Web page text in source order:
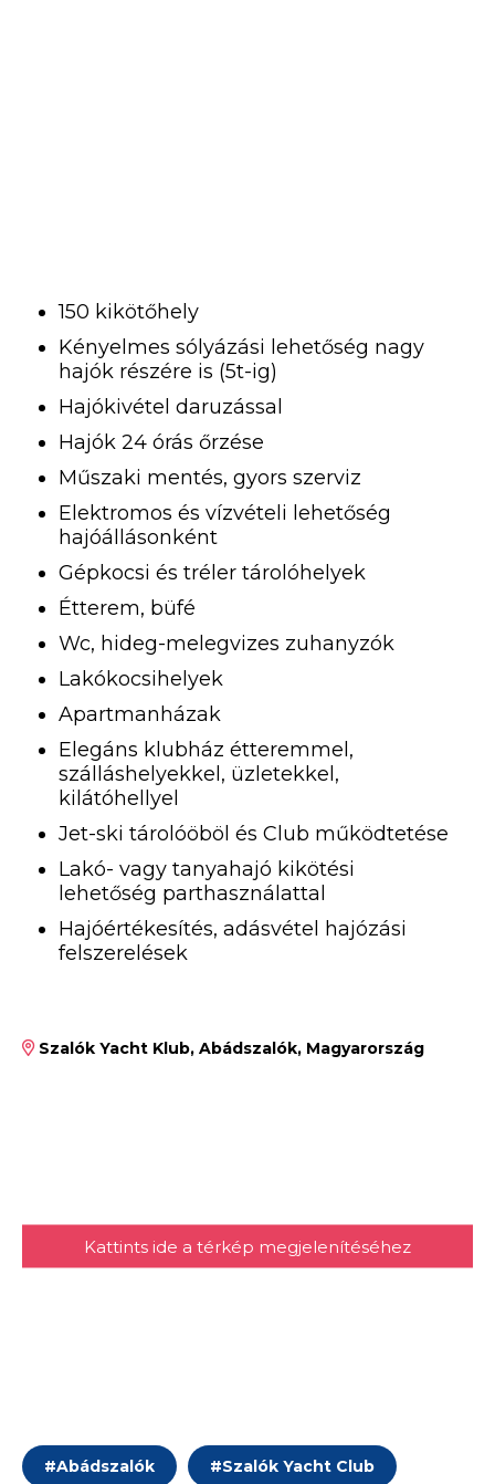
150 kikötőhely
Kényelmes sólyázási lehetőség nagy
hajók részére is (5t-ig)
Hajókivétel daruzással
Hajók 24 órás őrzése
Műszaki mentés, gyors szerviz
Elektromos és vízvételi lehetőség
hajóállásonként
Gépkocsi és tréler tárolóhelyek
Étterem, büfé
Wc, hideg-melegvizes zuhanyzók
Lakókocsihelyek
Apartmanházak
Elegáns klubház étteremmel,
szálláshelyekkel, üzletekkel,
kilátóhellyel
Jet-ski tárolóöböl és Club működtetése
Lakó- vagy tanyahajó kikötési
lehetőség parthasználattal
Hajóértékesítés, adásvétel hajózási
felszerelések
Szalók Yacht Klub, Abádszalók, Magyarország
Kattints ide a térkép megjelenítéséhez
#Abádszalók #Szalók Yacht Club